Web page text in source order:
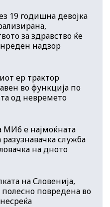
19 годишна девојка
за здравство ќе
надзор
ер трактор
во функција по
од невремето
МИ6 е најмоќната
служба
на дното
на Словенија,
повредена во